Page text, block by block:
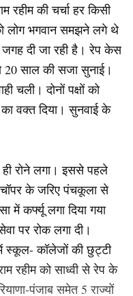
की चर्चा हर किसी
लोग भगवान समझने लगे थे
दी जा रही है। रेप केस
20 साल की सजा सुनाई।
चली। दोनों पक्षों को
वक्त दिया। सुनवाई के
रोने लगा। इससे पहले
के जरिए पंचकूला से
कर्फ्यू लगा दिया गया
पर रोक लगा दी।
कॉलेजों की छुट्टी
रहीम को साध्वी से रेप के
पंजाब समेत 5 राज्यों